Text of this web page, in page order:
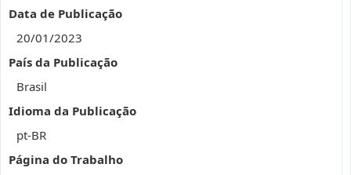
Data de Publicação
20/01/2023
País da Publicação
Brasil
Idioma da Publicação
pt-BR
Página do Trabalho